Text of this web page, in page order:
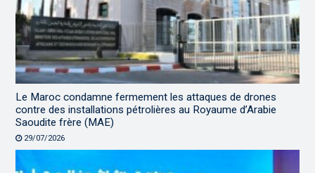
Le Maroc condamne fermement les attaques de drones
contre des installations pétrolières au Royaume d’Arabie
Saoudite frère (MAE)
29/07/2026